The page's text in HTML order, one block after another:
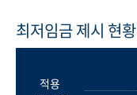
최저임금 제시 현황
적용